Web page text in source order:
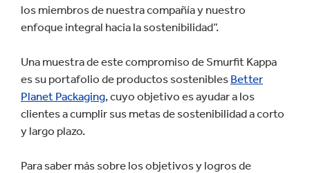
los miembros de nuestra compañía y nuestro
enfoque integral hacia la sostenibilidad”.
Una muestra de este compromiso de Smurfit Kappa
es su portafolio de productos sostenibles Better
Planet Packaging, cuyo objetivo es ayudar a los
clientes a cumplir sus metas de sostenibilidad a corto
y largo plazo.
Para saber más sobre los objetivos y logros de